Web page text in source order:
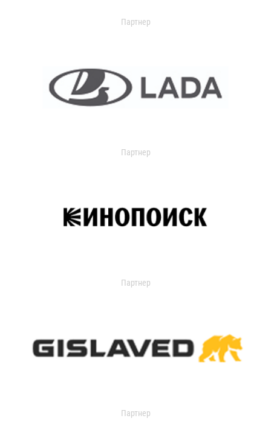
Партнер
Партнер
Партнер
Партнер